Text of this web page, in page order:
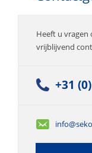
Heeft u vragen
vrijblijvend
+31